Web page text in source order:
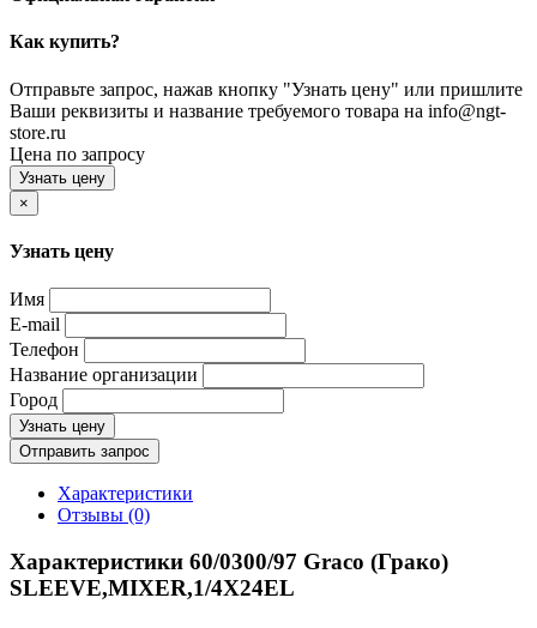
Как купить?
Отправьте запрос, нажав кнопку "Узнать цену" или пришлите
Ваши реквизиты и название требуемого товара на info@ngt-
store.ru
Цена по запросу
Узнать цену
×
Узнать цену
Имя
E-mail
Телефон
Название организации
Город
Узнать цену
Отправить запрос
Характеристики
Отзывы (0)
Характеристики 60/0300/97 Graco (Грако)
SLEEVE,MIXER,1/4X24EL